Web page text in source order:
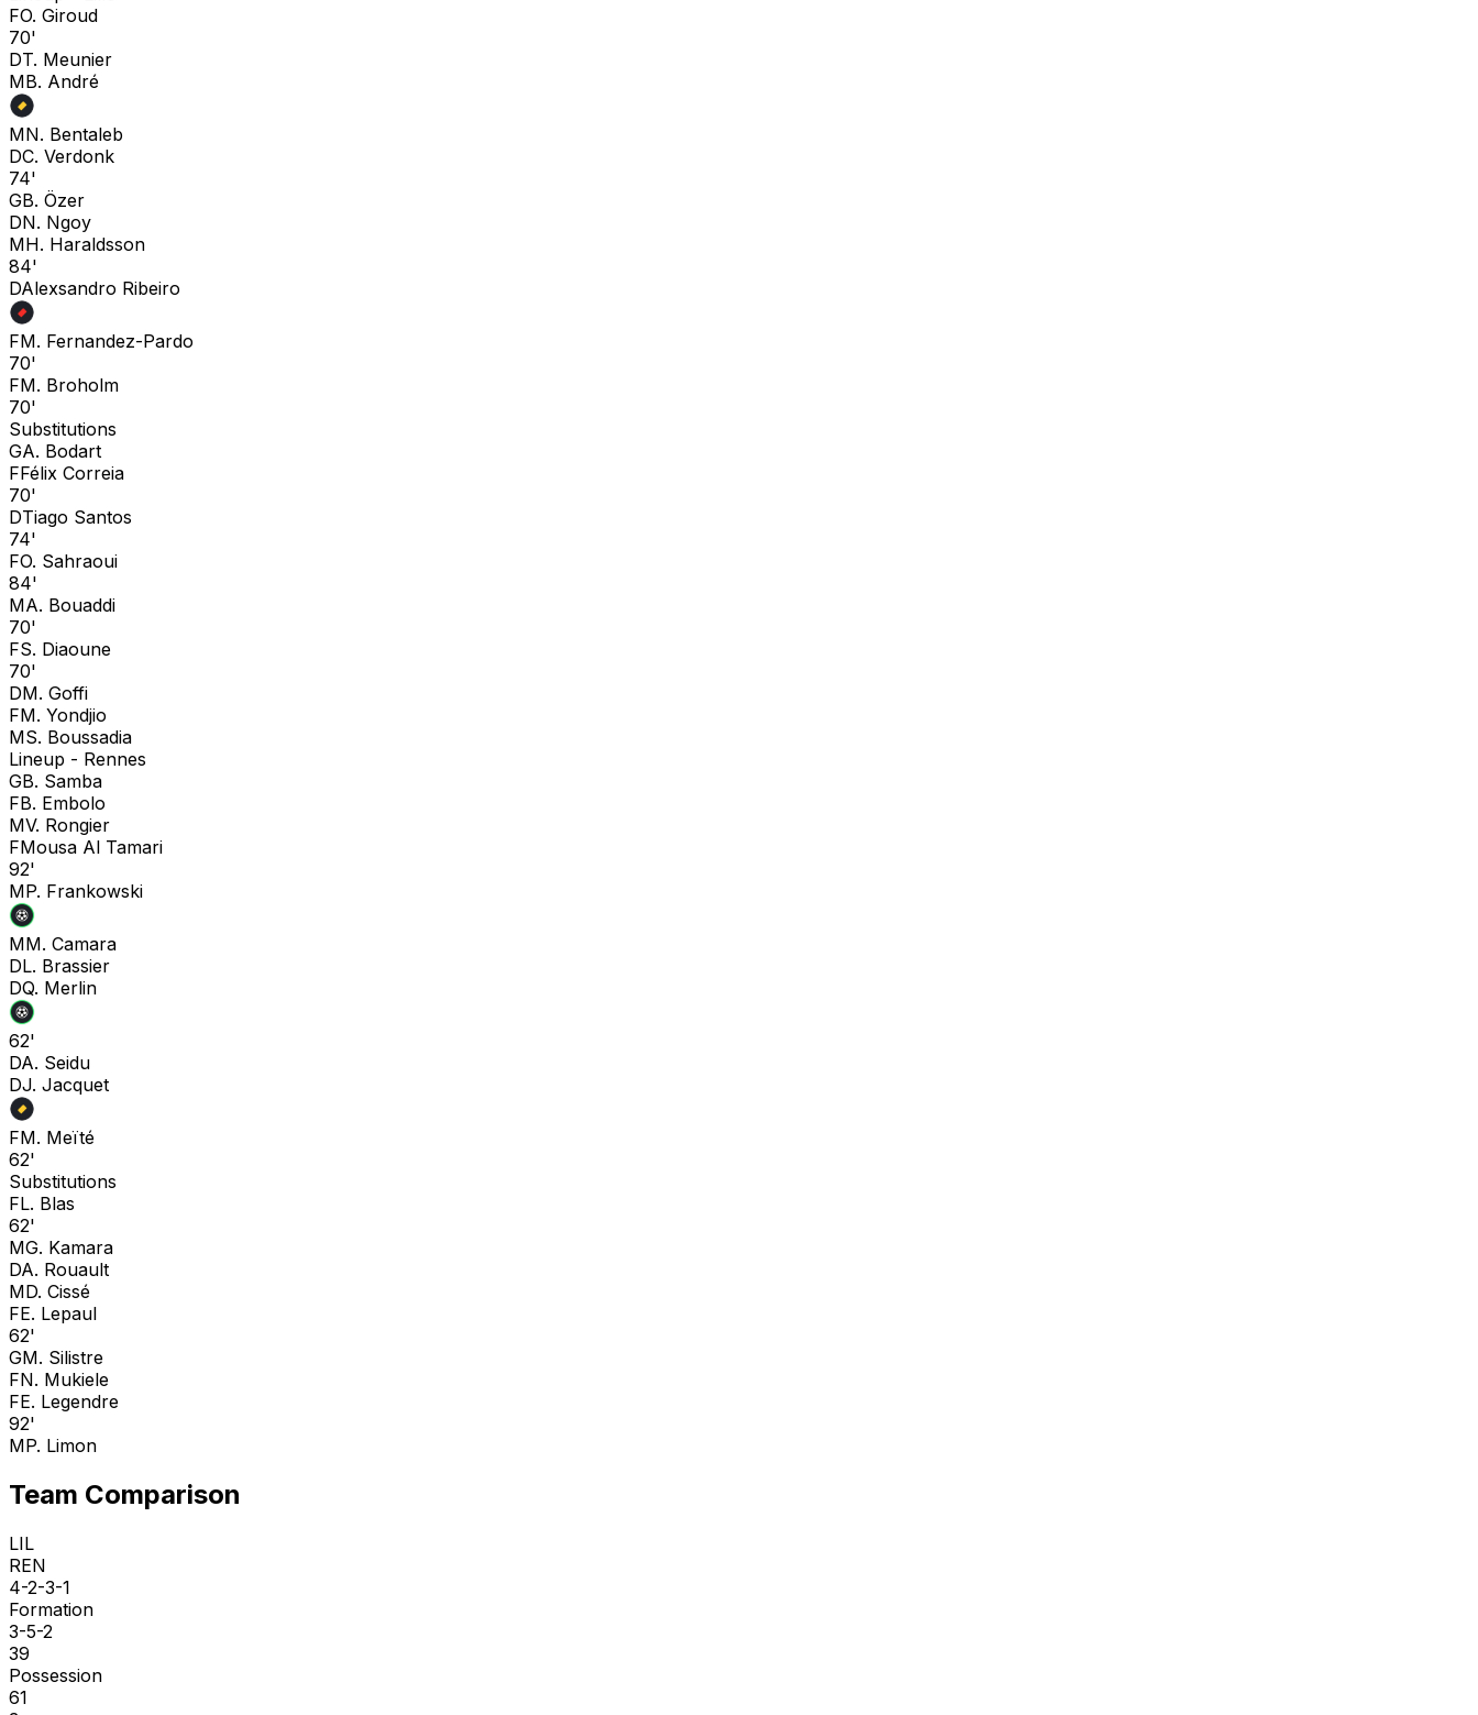
FO. Giroud
70'
DT. Meunier
MB. André
MN. Bentaleb
DC. Verdonk
74'
GB. Özer
DN. Ngoy
MH. Haraldsson
84'
DAlexsandro Ribeiro
FM. Fernandez-Pardo
70'
FM. Broholm
70'
Substitutions
GA. Bodart
FFélix Correia
70'
DTiago Santos
74'
FO. Sahraoui
84'
MA. Bouaddi
70'
FS. Diaoune
70'
DM. Goffi
FM. Yondjio
MS. Boussadia
Lineup - Rennes
GB. Samba
FB. Embolo
MV. Rongier
FMousa Al Tamari
92'
MP. Frankowski
MM. Camara
DL. Brassier
DQ. Merlin
62'
DA. Seidu
DJ. Jacquet
FM. Meïté
62'
Substitutions
FL. Blas
62'
MG. Kamara
DA. Rouault
MD. Cissé
FE. Lepaul
62'
GM. Silistre
FN. Mukiele
FE. Legendre
92'
MP. Limon
Team Comparison
LIL
REN
4-2-3-1
Formation
3-5-2
39
Possession
61